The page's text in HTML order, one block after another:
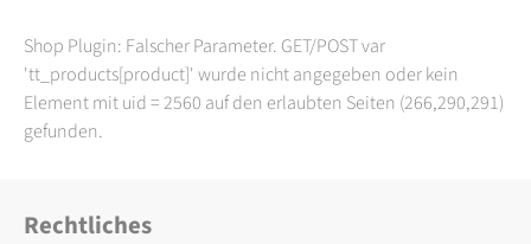
Shop Plugin: Falscher Parameter. GET/POST var
'tt_products[product]' wurde nicht angegeben oder kein
Element mit uid = 2560 auf den erlaubten Seiten (266,290,291)
gefunden.
Rechtliches